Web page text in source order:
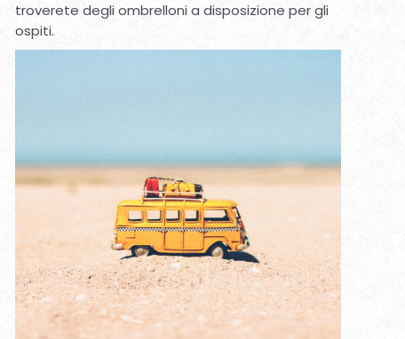
troverete degli ombrelloni a disposizione per gli
ospiti.